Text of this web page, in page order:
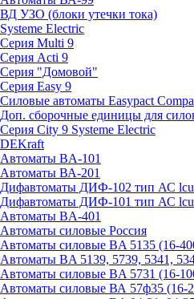
ВД УЗО (блоки утечки тока)
Systeme Electric
Серия Multi 9
Серия Acti 9
Серия "Домовой"
Серия Easy 9
Силовые автоматы Easypact
Доп. сборочные единицы для
Серия City 9 Systeme Electric
DEKraft
Автоматы BA-101
Автоматы ВА-201
Дифавтоматы ДИФ-102 тип АС
Дифавтоматы ДИФ-101 тип АС
Автоматы BA-401
Автоматы силовые Россия
Автоматы силовые BA 5135 (16-
Автоматы BA 5139, 5739, 5341,
Автоматы силовые BA 5731 (16-
Автоматы силовые ВА 57ф35 (16-